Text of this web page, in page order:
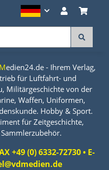
edien24.de - Ihrem Verlag,
für Luftfahrt- und
Militärgeschichte von der
Waffen, Uniformen,
Hobby & Sport.
für Zeitgeschichte,
+49 (0) 6332-72730 • E-